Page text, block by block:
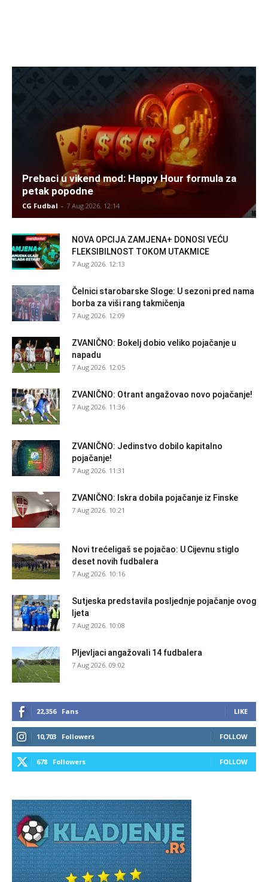
Prebaci u vikend mod: Happy Hour formula za
petak popodne
CG Fudbal - 7 Aug 2026. 12:14
NOVA OPCIJA ZAMJENA+ DONOSI VEĆU
FLEKSIBILNOST TOKOM UTAKMICE
7 Aug 2026. 12:13
Čelnici starobarske Sloge: U sezoni pred nama
borba za viši rang takmičenja
7 Aug 2026. 12:09
ZVANIČNO: Bokelj dobio veliko pojačanje u
napadu
7 Aug 2026. 12:05
ZVANIČNO: Otrant angažovao novo pojačanje!
7 Aug 2026. 11:36
ZVANIČNO: Jedinstvo dobilo kapitalno
pojačanje!
7 Aug 2026. 11:31
ZVANIČNO: Iskra dobila pojačanje iz Finske
7 Aug 2026. 10:21
Novi trećeligaš se pojačao: U Cijevnu stiglo
deset novih fudbalera
7 Aug 2026. 10:16
Sutjeska predstavila posljednje pojačanje ovog
ljeta
7 Aug 2026. 10:08
Pljevljaci angažovali 14 fudbalera
7 Aug 2026. 09:02
22,356 Fans LIKE
10,703 Followers FOLLOW
678 Followers FOLLOW